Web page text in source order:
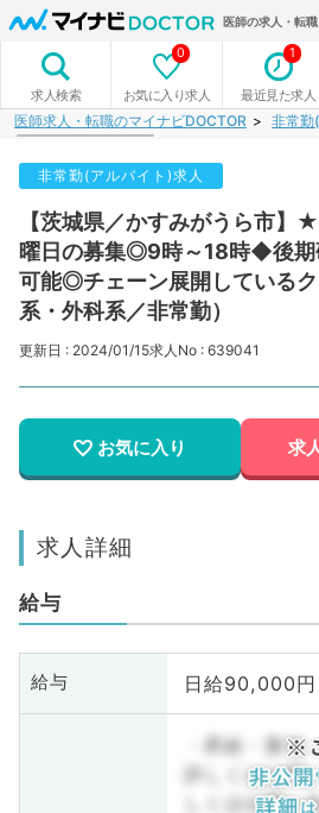
医師の求人・転
求人検索 お気に入り求人
0
最近見た求人
1
医師求人・転職のマイナビDOCTOR 非常勤
非常勤(アルバイト)求人
【茨城県／かすみがうら市
曜日の募集◎9時～18時◆後期
可能◎チェーン展開している
系・外科系／非常勤）
更新日 : 2024/01/15求人No : 639041
お気に入り 求
求人詳細
給与
給与 日給90,000円
・昇給・賞与
詳しくはお問
しくはお問い